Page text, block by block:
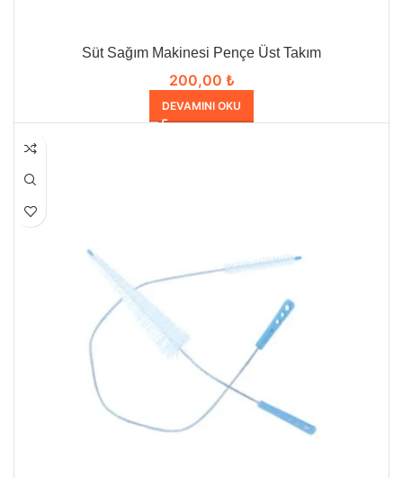
Süt Sağım Makinesi Pençe Üst Takım
200,00 ₺
DEVAMINI OKU